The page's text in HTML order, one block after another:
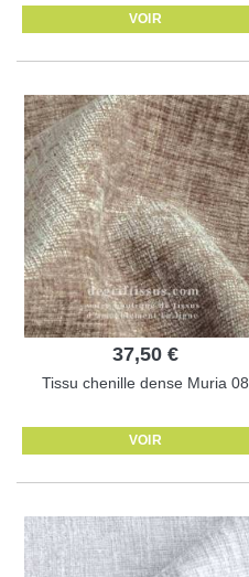
VOIR
37,50 €
Tissu chenille dense Muria 08
VOIR